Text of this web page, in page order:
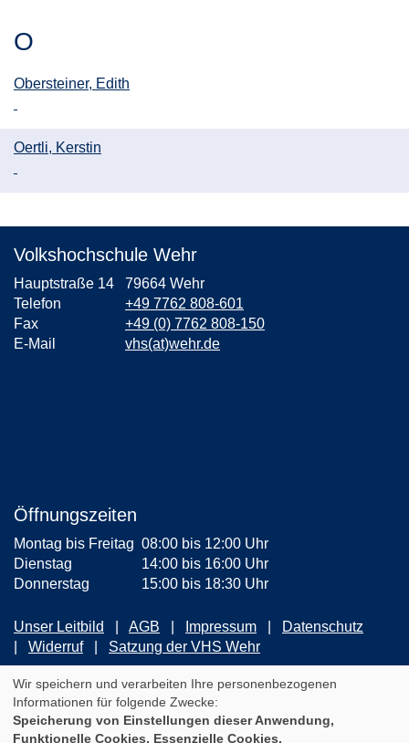
O
Obersteiner, Edith
Oertli, Kerstin
Volkshochschule Wehr
Hauptstraße 14 79664 Wehr
Telefon
+49 7762 808-601
Fax
+49 (0) 7762 808-150
E-Mail
vhs(at)wehr.de
Öffnungszeiten
Montag bis Freitag 08:00 bis 12:00 Uhr
Dienstag
14:00 bis 16:00 Uhr
Donnerstag
15:00 bis 18:30 Uhr
Unser Leitbild AGB Impressum
Datenschutz
Widerruf
Satzung der VHS Wehr
ZUM NEWSLETTER ANMELDEN
Cookie Einstellungen
Wir speichern und verarbeiten Ihre personenbezogenen
Informationen für folgende Zwecke:
Speicherung von Einstellungen dieser Anwendung,
Funktionelle Cookies, Essenzielle Cookies.